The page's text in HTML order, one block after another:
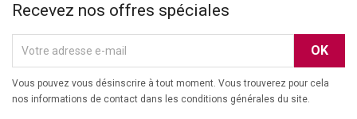
Recevez nos offres spéciales
Vous pouvez vous désinscrire à tout moment. Vous trouverez pour cela
nos informations de contact dans les conditions générales du site.